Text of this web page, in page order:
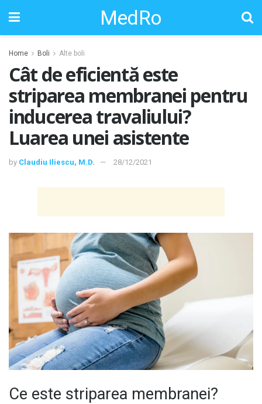
MedRo
Home Boli Alte boli
Cât de eficientă este
striparea membranei pentru
inducerea travaliului?
Luarea unei asistente
by Claudiu Iliescu, M.D. 28/12/2021
Ce este striparea membranei?